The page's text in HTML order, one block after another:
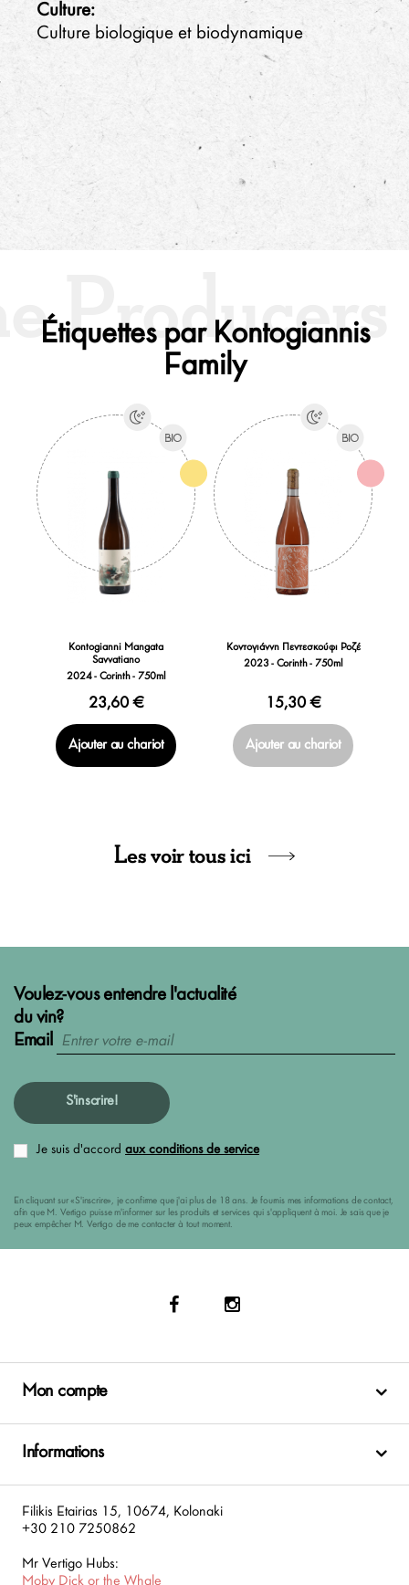
Culture:
Culture biologique et biodynamique
Étiquettes par Kontogiannis
Family
Kontogianni Mangata
Savvatiano
2024 - Corinth - 750ml
23,60 €
Ajouter au chariot
Κοντογιάννη Πεντεσκούφι Ροζέ
2023 - Corinth - 750ml
15,30 €
Ajouter au chariot
Les voir tous ici
Voulez-vous entendre l'actualité
du vin?
Email
S'inscrire!
Je suis d'accord aux conditions de service
En cliquant sur «S'inscrire», je confirme que j'ai plus de 18 ans. Je fournis mes informations de contact,
afin que M. Vertigo puisse m'informer sur les produits et services qui s'appliquent à moi. Je sais que je
peux empêcher M. Vertigo de me contacter à tout moment.
Mon compte
Informations
Filikis Etairias 15, 10674, Kolonaki
+30 210 7250862
Mr Vertigo Hubs:
Moby Dick or the Whale